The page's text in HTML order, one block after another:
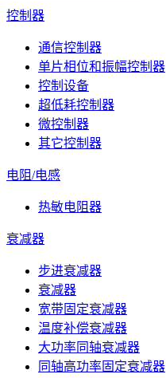
控制器
通信控制器
单片相位和振幅控制器
控制设备
超低耗控制器
微控制器
其它控制器
电阻/电感
热敏电阻器
衰减器
步进衰减器
衰减器
宽带固定衰减器
温度补偿衰减器
大功率同轴衰减器
同轴高功率固定衰减器